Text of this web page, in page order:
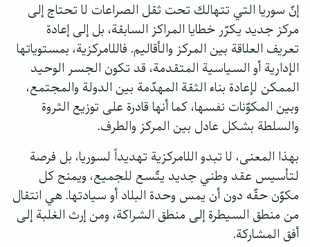
إنّ سوريا التي تتهالك تحت ثقل الصراعات لا تحتاج إلى
مركز جديد يكرّر خطايا المراكز السابقة، بل إلى إعادة
تعريف العلاقة بين المركز والأقاليم. فاللامركزية، بمستوياتها
الإدارية أو السياسية المتقدمة، قد تكون الجسر الوحيد
الممكن لإعادة بناء الثقة المهدّمة بين الدولة والمجتمع،
وبين المكوّنات نفسها، كما أنها قادرة على توزيع الثروة
والسلطة بشكل عادل بين المركز والطرف.
بهذا المعنى، لا تبدو اللامركزية تهديداً لسوريا، بل فرصة
لتأسيس عقد وطني جديد يتّسع للجميع، ويمنح كل
مكوّن حقّه دون أن يمس وحدة البلاد أو سيادتها. هي انتقال
من منطق السيطرة إلى منطق الشراكة، ومن إرث الغلبة إلى
أفق المشاركة.